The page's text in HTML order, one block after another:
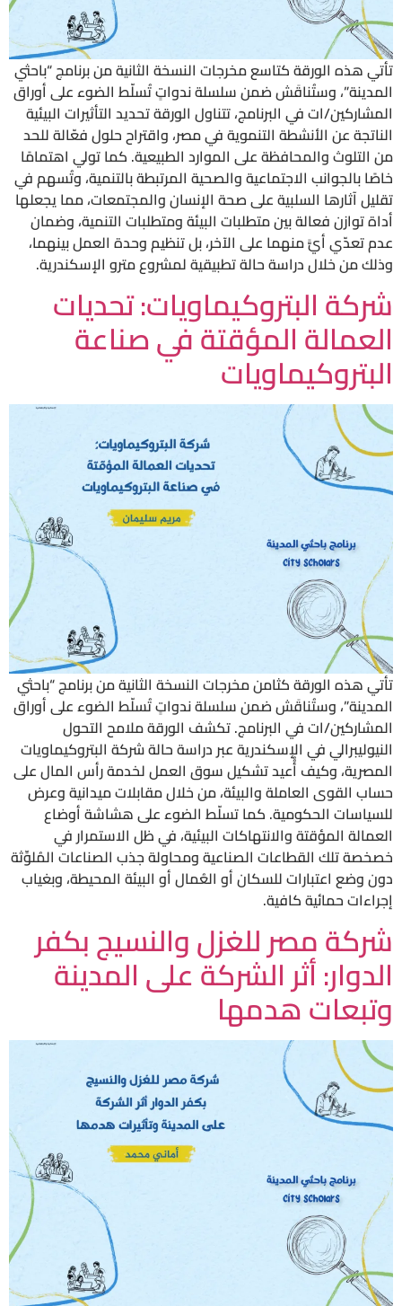
تأتي هذه الورقة كتاسع مخرجات النسخة الثانية من برنامج “باحثي
المدينة”، وستُناقَش ضمن سلسلة ندواتٍ تُسلّط الضوء على أوراق
المشاركين/ات في البرنامج، تتناول الورقة تحديد التأثيرات البيئية
الناتجة عن الأنشطة التنموية في مصر، واقتراح حلول فعّالة للحد
من التلوث والمحافظة على الموارد الطبيعية. كما تولي اهتمامًا
خاصًا بالجوانب الاجتماعية والصحية المرتبطة بالتنمية، وتُسهم في
تقليل آثارها السلبية على صحة الإنسان والمجتمعات، مما يجعلها
أداة توازن فعالة بين متطلبات البيئة ومتطلبات التنمية، وضمان
عدم تعدّي أيًّ منهما على الآخر، بل تنظيم وحدة العمل بينهما،
وذلك من خلال دراسة حالة تطبيقية لمشروع مترو الإسكندرية.
شركة البتروكيماويات: تحديات
العمالة المؤقتة في صناعة
البتروكيماويات
تأتي هذه الورقة كثامن مخرجات النسخة الثانية من برنامج “باحثي
المدينة”، وستُناقَش ضمن سلسلة ندواتٍ تُسلّط الضوء على أوراق
المشاركين/ات في البرنامج. تكشف الورقة ملامح التحول
النيوليبرالي في الإسكندرية عبر دراسة حالة شركة البتروكيماويات
المصرية، وكيف أُُعيد تشكيل سوق العمل لخدمة رأس المال على
حساب القوى العاملة والبيئة، من خلال مقابلات ميدانية وعرض
للسياسات الحكومية. كما تسلّط الضوء على هشاشة أوضاع
العمالة المؤقتة والانتهاكات البيئية، في ظل الاستمرار في
خصخصة تلك القطاعات الصناعية ومحاولة جذب الصناعات المُلوِّثة
دون وضع اعتبارات للسكان أو العُمال أو البيئة المحيطة، وبغياب
إجراءات حمائية كافية.
شركة مصر للغزل والنسيج بكفر
الدوار: أثر الشركة على المدينة
وتبعات هدمها